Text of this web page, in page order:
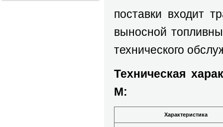
поставки входит
выносной
технического
Техническая
M:
Характеристика